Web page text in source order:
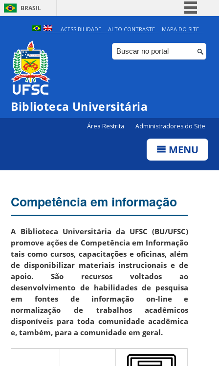
BRASIL
Simplifique!
Comunica BR
Participe
Canais
ACESSIBILIDADE ALTO CONTRASTE MAPA DO SITE
Biblioteca Universitária
Área Restrita Administradores do Site
MENU
Competência em informação
A Biblioteca Universitária da UFSC (BU/UFSC)
promove ações de Competência em Informação
tais como cursos, capacitações e oficinas, além
de disponibilizar materiais instrucionais e de
apoio. São recursos voltados ao
desenvolvimento de habilidades de pesquisa
em fontes de informação on-line e
normalização de trabalhos acadêmicos
disponíveis para toda comunidade acadêmica
e, também, para a comunidade em geral.